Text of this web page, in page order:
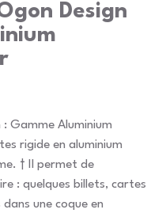
Design
Gamme Aluminium
rigide en aluminium
† Il permet de
: quelques billets, cartes
une coque en